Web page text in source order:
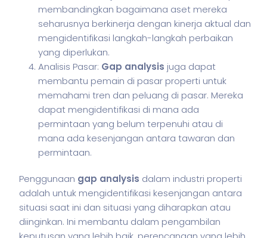
membandingkan bagaimana aset mereka
seharusnya berkinerja dengan kinerja aktual dan
mengidentifikasi langkah-langkah perbaikan
yang diperlukan.
Analisis Pasar: Gap analysis juga dapat
membantu pemain di pasar properti untuk
memahami tren dan peluang di pasar. Mereka
dapat mengidentifikasi di mana ada
permintaan yang belum terpenuhi atau di
mana ada kesenjangan antara tawaran dan
permintaan.
Penggunaan gap analysis dalam industri properti
adalah untuk mengidentifikasi kesenjangan antara
situasi saat ini dan situasi yang diharapkan atau
diinginkan. Ini membantu dalam pengambilan